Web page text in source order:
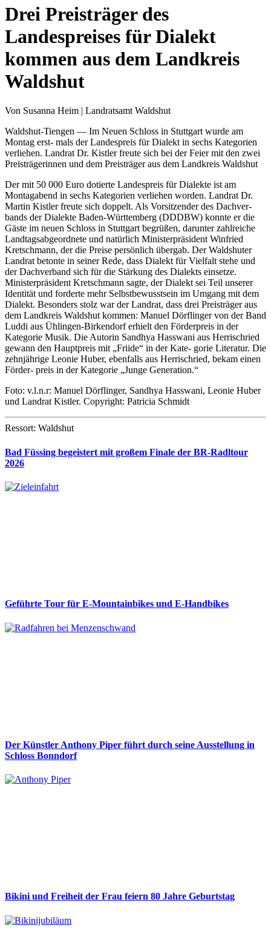
Drei Preisträger des
Landespreises für Dialekt
kommen aus dem Landkreis
Waldshut
Von Susanna Heim | Landratsamt Waldshut
Waldshut-Tiengen — Im Neuen Schloss in Stuttgart wurde am
Montag erst- mals der Landespreis für Dialekt in sechs Kategorien
verliehen. Landrat Dr. Kistler freute sich bei der Feier mit den zwei
Preisträgerinnen und dem Preisträger aus dem Landkreis Waldshut
Der mit 50 000 Euro dotierte Landespreis für Dialekte ist am
Montagabend in sechs Kategorien verliehen worden. Landrat Dr.
Martin Kistler freute sich doppelt. Als Vorsitzender des Dachver-
bands der Dialekte Baden-Württemberg (DDDBW) konnte er die
Gäste im neuen Schloss in Stuttgart begrüßen, darunter zahlreiche
Landtagsabgeordnete und natürlich Ministerpräsident Winfried
Kretschmann, der die Preise persönlich übergab. Der Waldshuter
Landrat betonte in seiner Rede, dass Dialekt für Vielfalt stehe und
der Dachverband sich für die Stärkung des Dialekts einsetze.
Ministerpräsident Kretschmann sagte, der Dialekt sei Teil unserer
Identität und forderte mehr Selbstbewusstsein im Umgang mit dem
Dialekt. Besonders stolz war der Landrat, dass drei Preisträger aus
dem Landkreis Waldshut kommen: Manuel Dörflinger von der Band
Luddi aus Ühlingen-Birkendorf erhielt den Förderpreis in der
Kategorie Musik. Die Autorin Sandhya Hasswani aus Herrischried
gewann den Hauptpreis mit „Friide“ in der Kate- gorie Literatur. Die
zehnjährige Leonie Huber, ebenfalls aus Herrischried, bekam einen
Förder- preis in der Kategorie „Junge Generation.“
Foto: v.l.n.r: Manuel Dörflinger, Sandhya Hasswani, Leonie Huber
und Landrat Kistler. Copyright: Patricia Schmidt
Ressort: Waldshut
Bad Füssing begeistert mit großem Finale der BR-Radltour
2026
Geführte Tour für E-Mountainbikes und E-Handbikes
Der Künstler Anthony Piper führt durch seine Ausstellung in
Schloss Bonndorf
Bikini und Freiheit der Frau feiern 80 Jahre Geburtstag